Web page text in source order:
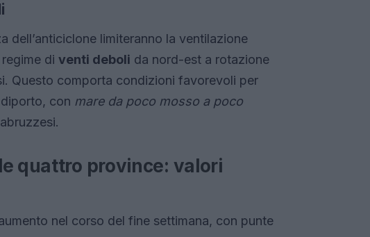
dell’anticiclone limiteranno la ventilazione
di venti deboli da nord-est a rotazione
Questo comporta condizioni favorevoli per
con mare da poco mosso a poco
quattro province: valori
nel corso del fine settimana, con punte